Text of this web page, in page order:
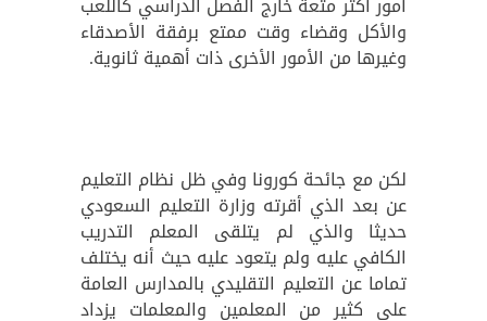
والأكل وقضاء وقت ممتع برفقة الأصدقاء
وغيرها من الأمور الأخرى ذات أهمية ثانوية.
لكن مع جائحة كورونا وفي ظل نظام التعليم
عن بعد الذي أقرته وزارة التعليم السعودي
حديثا والذي لم يتلقى المعلم التدريب
الكافي عليه ولم يتعود عليه حيث أنه يختلف
تماما عن التعليم التقليدي بالمدارس العامة
على كثير من المعلمين والمعلمات يزداد